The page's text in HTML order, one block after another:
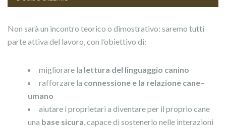
Non sarà un incontro teorico o dimostrativo: saremo tutti
parte attiva del lavoro, con l’obiettivo di:
migliorare la lettura del linguaggio canino
rafforzare la connessione e la relazione cane–
umano
aiutare i proprietari a diventare per il proprio cane
una base sicura, capace di sostenerlo nelle interazioni